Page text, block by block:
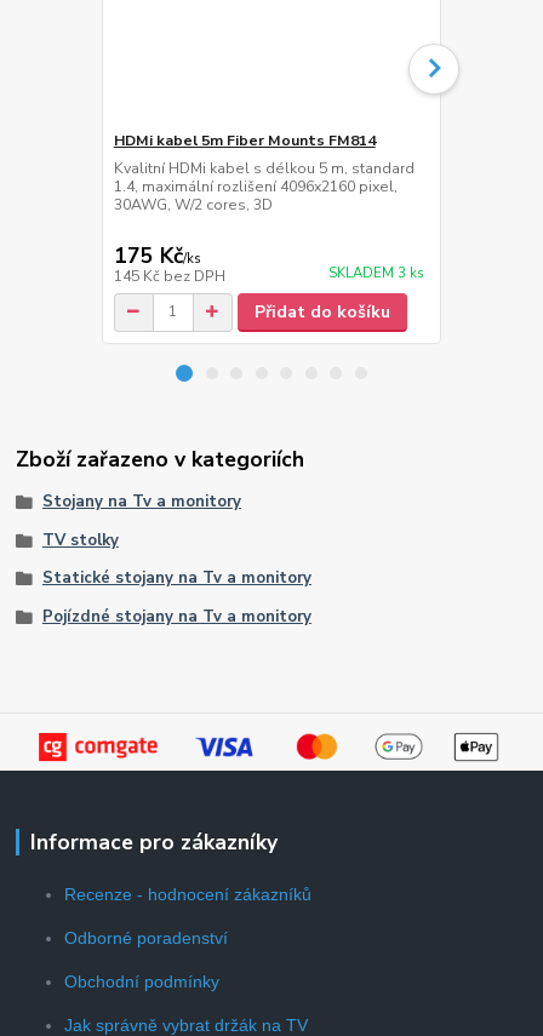
HDMi kabel 5m Fiber Mounts FM814
Kvalitní HDMi kabel s délkou 5 m, standard
1.4, maximální rozlišení 4096x2160 pixel,
30AWG, W/2 cores, 3D
175 Kč/ks
145 Kč bez DPH SKLADEM 3 ks
Přidat do košíku
Zboží zařazeno v kategoriích
Stojany na Tv a monitory
TV stolky
Statické stojany na Tv a monitory
Pojízdné stojany na Tv a monitory
Informace pro zákazníky
Recenze - hodnocení zákazníků
Odborné poradenství
Obchodní podmínky
Jak správně vybrat držák na TV